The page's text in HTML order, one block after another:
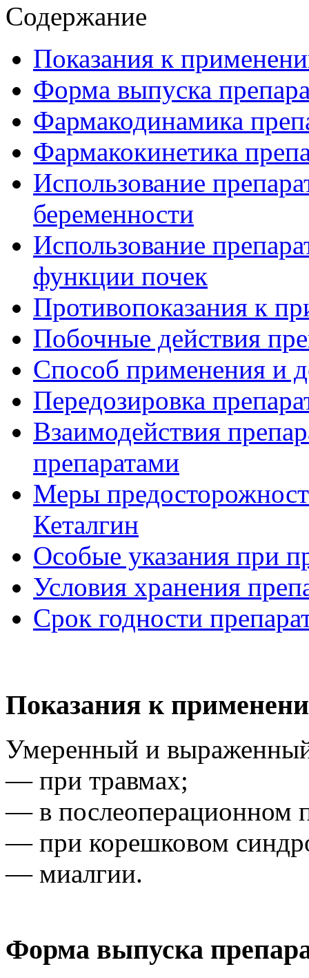
Содержание
Показания к
Форма выпуска
Фармакодинамика
Фармакокинетика
Использование
беременности
Использование
функции почек
Противопоказания к
Побочные действия
Способ применения и
Передозировка
Взаимодействия
препаратами
Меры
Кеталгин
Особые указания при
Условия хранения
Срок годности
Показания к
Умеренный и
— при травмах;
— в послеоперационном
— при корешковом
— миалгии.
Форма выпуска